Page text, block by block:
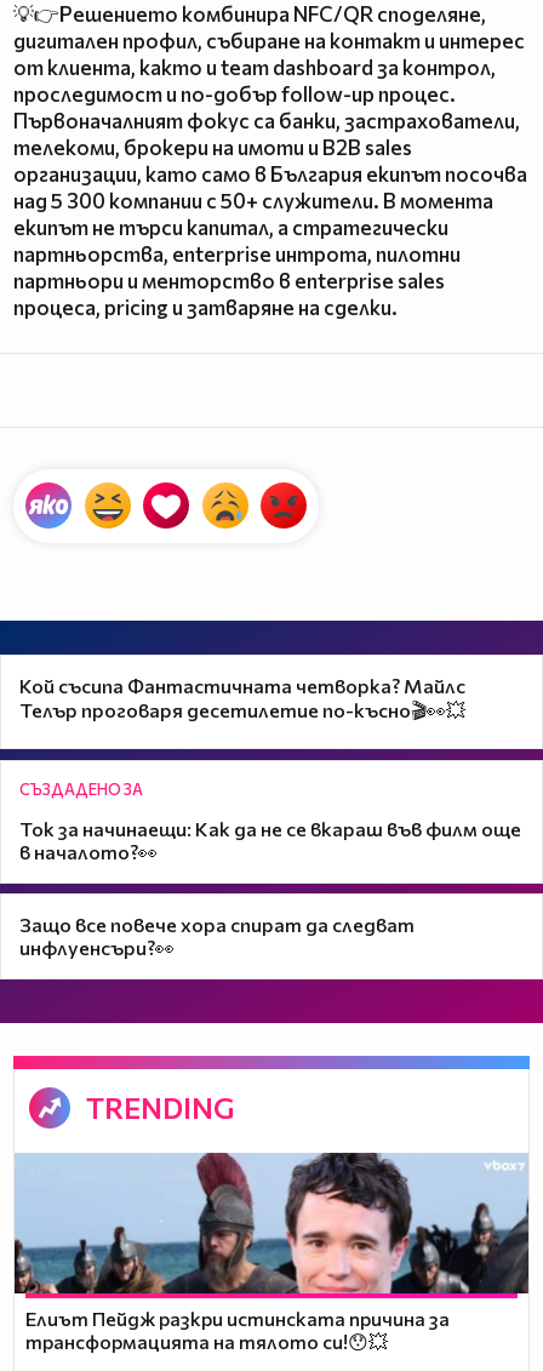
💡👉Решението комбинира NFC/QR споделяне,
дигитален профил, събиране на контакт и интерес
от клиента, както и team dashboard за контрол,
проследимост и по-добър follow-up процес.
Първоначалният фокус са банки, застрахователи,
телекоми, брокери на имоти и B2B sales
организации, като само в България екипът посочва
над 5 300 компании с 50+ служители. В момента
екипът не търси капитал, а стратегически
партньорства, enterprise интрота, пилотни
партньори и менторство в enterprise sales
процеса, pricing и затваряне на сделки.
Кой съсипа Фантастичната четворка? Майлс
Телър проговаря десетилетие по-късно🎬👀💥
СЪЗДАДЕНО ЗА
Ток за начинаещи: Как да не се вкараш във филм още
в началото?👀
Защо все повече хора спират да следват
инфлуенсъри?👀
TRENDING
Елиът Пейдж разкри истинската причина за
трансформацията на тялото си!😯💥